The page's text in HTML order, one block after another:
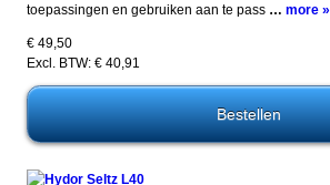
toepassingen en gebruiken aan te pass… more »
€ 49,50
Excl. BTW: € 40,91